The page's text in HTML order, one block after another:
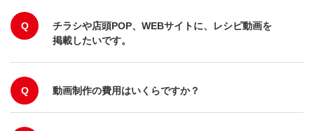
Q
チラシや店頭POP、WEBサイトに、レシピ動画を
掲載したいです。
Q 動画制作の費用はいくらですか？